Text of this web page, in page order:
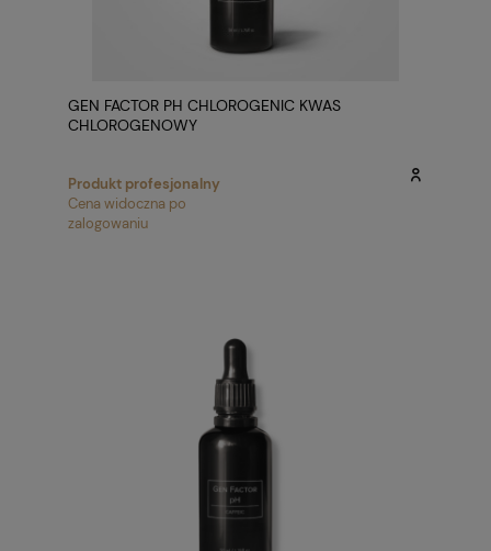
GEN FACTOR PH CHLOROGENIC KWAS
CHLOROGENOWY
Produkt profesjonalny
Cena widoczna po
zalogowaniu